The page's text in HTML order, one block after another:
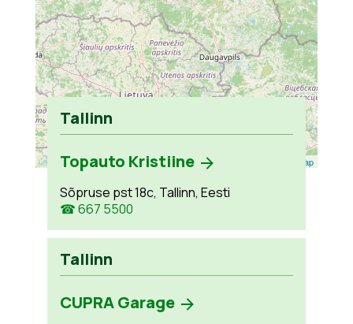
Leaflet OpenStreetMap
Tallinn
Topauto Kristiine
Sõpruse pst 18c, Tallinn, Eesti
☎ 667 5500
Tallinn
CUPRA Garage